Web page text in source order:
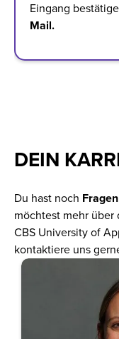
Eingang
Mail.
DEIN
Du hast noch Fragen
möchtest mehr über
CBS University of
kontaktiere uns